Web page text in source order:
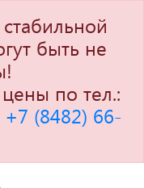
быть не
по тел.:
+7 (8482) 66-